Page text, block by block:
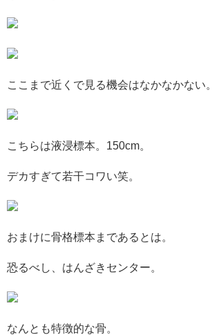
ここまで近くで見る機会はなかなかない。
こちらは液浸標本。150cm。
デカすぎて若干コワい笑。
おまけに骨格標本まであるとは。
恐るべし、はんざきセンター。
なんとも特徴的な骨。